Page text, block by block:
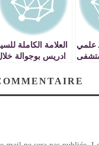
علمي
:
العلامة الكاملة
ادريس بوجوالة
الصناعة